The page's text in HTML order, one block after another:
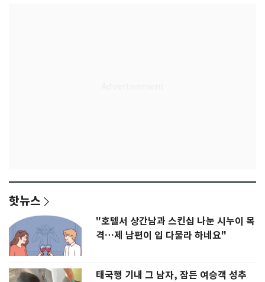
핫뉴스
"호텔서 상간남과 스킨십 나눈 시누이 목
격…제 남편이 입 다물라 하네요"
태국행 기내 그 남자, 잠든 여승객 성추